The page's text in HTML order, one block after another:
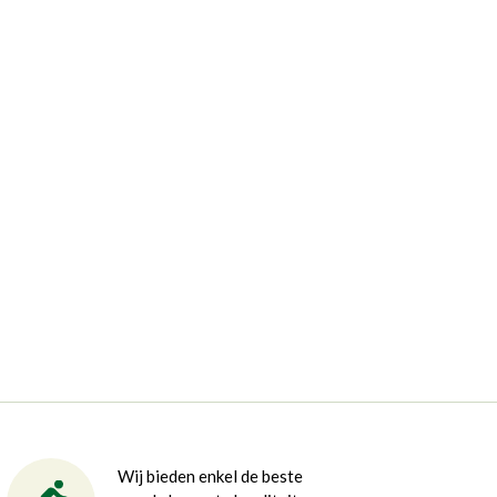
Wij bieden enkel de beste